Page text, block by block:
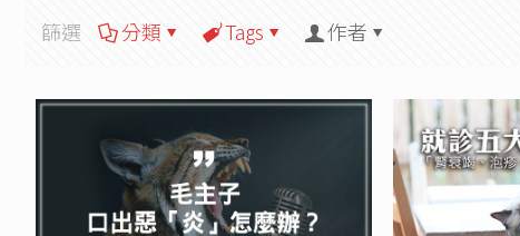
篩選 分類 Tags 作者